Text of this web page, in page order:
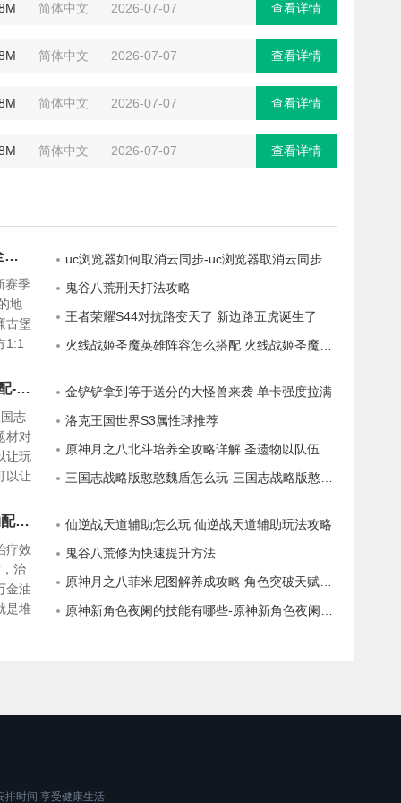
简体中文 2026-07-07 查看详情
简体中文 2026-07-07 查看详情
简体中文 2026-07-07 查看详情
简体中文 2026-07-07 查看详情
洛克王国世界S3赛季地图爆料一览 全新区域抢先看
赛季
地
古堡
1:1
家
uc浏览器如何取消云同步-uc浏览器取消云同步的方法
鬼谷八荒刑天打法攻略
王者荣耀S44对抗路变天了 新边路五虎诞生了
火线战姬圣魔英雄阵容怎么搭配 火线战姬圣魔英雄阵容搭配攻略
三国志战略版北伐枪最强战法怎么搭配-三国志战略版北伐枪最强战法搭配攻略
志
材对
让玩
以让
好
金铲铲拿到等于送分的大怪兽来袭 单卡强度拉满
洛克王国世界S3属性球推荐
原神月之八北斗培养全攻略详解 圣遗物以队伍搭配推荐
三国志战略版憨憨魏盾怎么玩-三国志战略版憨憨魏盾玩法攻略
原神月之八迪奥娜培养全攻略 圣遗物配队天赋命座推荐
疗效
治
金油
是堆
仙逆战天道辅助怎么玩 仙逆战天道辅助玩法攻略
鬼谷八荒修为快速提升方法
原神月之八菲米尼图解养成攻略 角色突破天赋材料一览
原神新角色夜阑的技能有哪些-原神新角色夜阑技能介绍
排时间 享受健康生活